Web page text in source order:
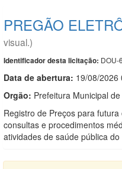
PREGÃO
visual.)
Identificador desta licitação: DOU-
Data de abertura: 19/08/2026
Orgão: Prefeitura Municipal
Registro de Preços para
consultas e procedimentos
atividades de saúde pública